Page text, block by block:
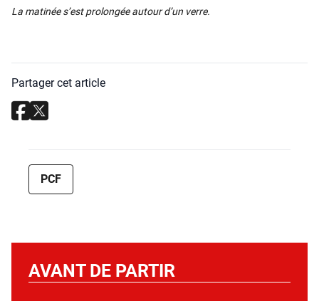
La mati­née s’est pro­lon­gée autour d’un verre.
Partager cet article
PCF
AVANT DE PARTIR